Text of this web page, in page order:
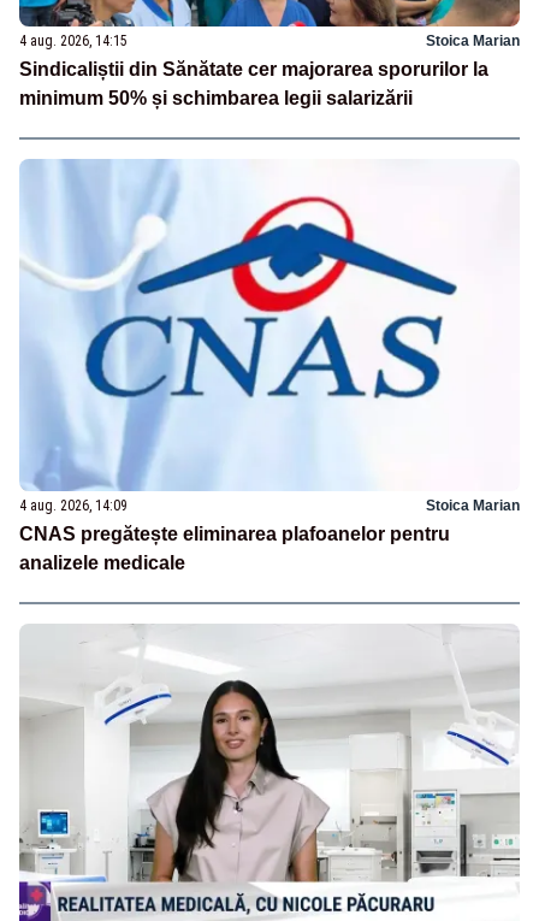
4 aug. 2026, 14:15 Stoica Marian
Sindicaliștii din Sănătate cer majorarea sporurilor la
minimum 50% și schimbarea legii salarizării
4 aug. 2026, 14:09 Stoica Marian
CNAS pregătește eliminarea plafoanelor pentru
analizele medicale